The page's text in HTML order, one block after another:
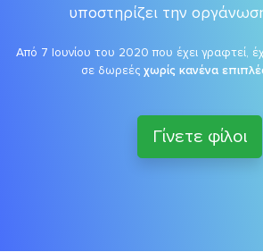
υποστηρίζει την
Από 7 Ιουνίου του 2020 που έχει γραφτεί,
σε δωρεές χωρίς κανένα
Γίνετε φίλοι